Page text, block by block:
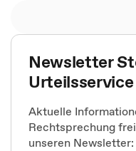
Newsletter
Urteilsservice
Aktuelle
Rechtsprechung
unseren Newsletter: